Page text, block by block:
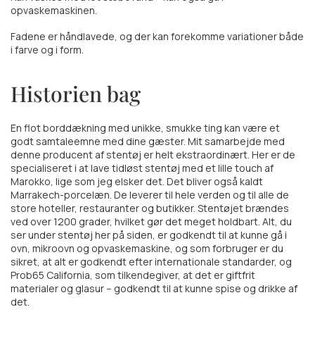
opvaskemaskinen.
Fadene er håndlavede, og der kan forekomme variationer både
i farve og i form.
Historien bag
En flot borddækning med unikke, smukke ting kan være et
godt samtaleemne med dine gæster. Mit samarbejde med
denne producent af stentøj er helt ekstraordinært. Her er de
specialiseret i at lave tidløst stentøj med et lille touch af
Marokko, lige som jeg elsker det. Det bliver også kaldt
Marrakech-porcelæn. De leverer til hele verden og til alle de
store hoteller, restauranter og butikker. Stentøjet brændes
ved over 1200 grader, hvilket gør det meget holdbart. Alt, du
ser under stentøj her på siden, er godkendt til at kunne gå i
ovn, mikroovn og opvaskemaskine, og som forbruger er du
sikret, at alt er godkendt efter internationale standarder, og
Prob65 California, som tilkendegiver, at det er giftfrit
materialer og glasur – godkendt til at kunne spise og drikke af
det.